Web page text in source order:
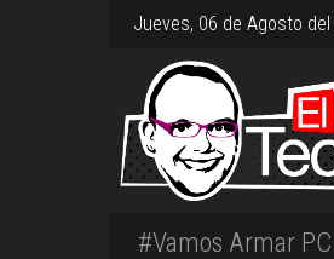
Jueves, 06 de Agosto del
#Vamos Armar PC